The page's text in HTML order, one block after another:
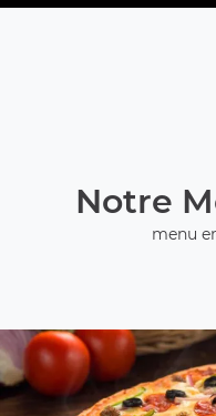
Notre
menu